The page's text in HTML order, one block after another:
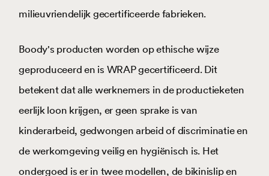
milieuvriendelijk gecertificeerde fabrieken.
Boody's producten worden op ethische wijze
geproduceerd en is WRAP gecertificeerd. Dit
betekent dat alle werknemers in de productieketen
eerlijk loon krijgen, er geen sprake is van
kinderarbeid, gedwongen arbeid of discriminatie en
de werkomgeving veilig en hygiënisch is. Het
ondergoed is er in twee modellen, de bikinislip en